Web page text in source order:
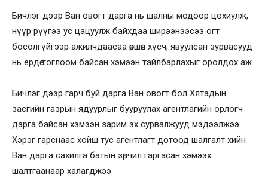
Бичлэг дээр Ван овогт дарга нь шалны модоор цохиулж,
нүүр рүүгээ ус цацуулж байхдаа ширээнээсээ огт
босолгүйгээр ажилчдаасаа өршөөл хүсч, явуулсан зурвасууд
нь ердөө тоглоом байсан хэмээн тайлбарлахыг оролдох аж.
Бичлэг дээр гарч буй дарга Ван овогт бол Хятадын
засгийн газрын ядуурлыг бууруулах агентлагийн орлогч
дарга байсан хэмээн зарим эх сурвалжууд мэдээлжээ.
Хэрэг гарснаас хойш тус агентлагт дотоод шалгалт хийн
Ван дарга сахилга батын зөрчил гаргасан хэмээх
шалтгаанаар халагджээ.